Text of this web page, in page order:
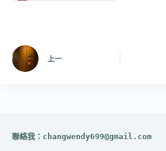
上一
聯絡我： changwendy699@gmail.com